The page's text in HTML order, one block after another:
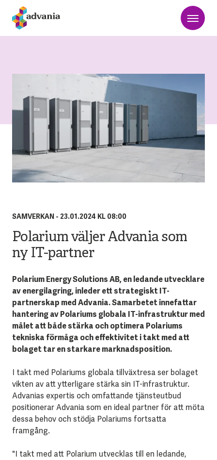
SAMVERKAN - 23.01.2024 KL 08:00
Polarium väljer Advania som
ny IT-partner
Polarium Energy Solutions AB, en ledande utvecklare
av energilagring, inleder ett strategiskt IT-
partnerskap med Advania. Samarbetet innefattar
hantering av Polariums globala IT-infrastruktur med
målet att både stärka och optimera Polariums
tekniska förmåga och effektivitet i takt med att
bolaget tar en starkare marknadsposition.
I takt med Polariums globala tillväxtresa ser bolaget
vikten av att ytterligare stärka sin IT-infrastruktur.
Advanias expertis och omfattande tjänsteutbud
positionerar Advania som en ideal partner för att möta
dessa behov och stödja Polariums fortsatta
framgång.
"I takt med att Polarium utvecklas till en ledande,